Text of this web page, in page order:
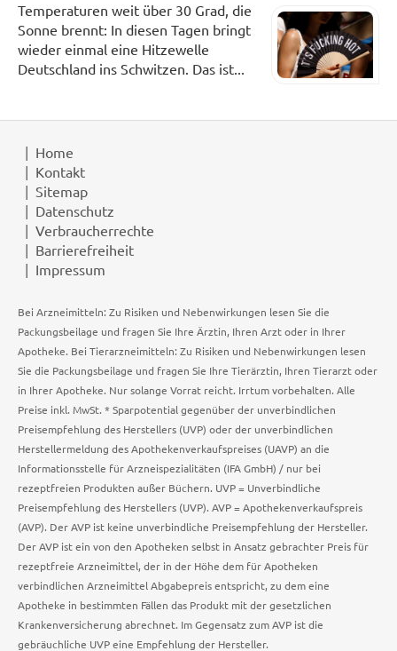
Temperaturen weit über 30 Grad, die
Sonne brennt: In diesen Tagen bringt
wieder einmal eine Hitzewelle
Deutschland ins Schwitzen. Das ist...
Home
Kontakt
Sitemap
Datenschutz
Verbraucherrechte
Barrierefreiheit
Impressum
Bei Arzneimitteln: Zu Risiken und Nebenwirkungen lesen Sie die
Packungsbeilage und fragen Sie Ihre Ärztin, Ihren Arzt oder in Ihrer
Apotheke. Bei Tierarzneimitteln: Zu Risiken und Nebenwirkungen lesen
Sie die Packungsbeilage und fragen Sie Ihre Tierärztin, Ihren Tierarzt oder
in Ihrer Apotheke. Nur solange Vorrat reicht. Irrtum vorbehalten. Alle
Preise inkl. MwSt. * Sparpotential gegenüber der unverbindlichen
Preisempfehlung des Herstellers (UVP) oder der unverbindlichen
Herstellermeldung des Apothekenverkaufspreises (UAVP) an die
Informationsstelle für Arzneispezialitäten (IFA GmbH) / nur bei
rezeptfreien Produkten außer Büchern. UVP = Unverbindliche
Preisempfehlung des Herstellers (UVP). AVP = Apothekenverkaufspreis
(AVP). Der AVP ist keine unverbindliche Preisempfehlung der Hersteller.
Der AVP ist ein von den Apotheken selbst in Ansatz gebrachter Preis für
rezeptfreie Arzneimittel, der in der Höhe dem für Apotheken
verbindlichen Arzneimittel Abgabepreis entspricht, zu dem eine
Apotheke in bestimmten Fällen das Produkt mit der gesetzlichen
Krankenversicherung abrechnet. Im Gegensatz zum AVP ist die
gebräuchliche UVP eine Empfehlung der Hersteller.